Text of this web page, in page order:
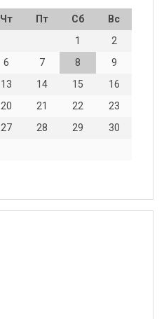
Чт Пт Сб
Вс
1
2
6 7 8
9
13 14 15
16
20 21 22
23
27 28 29
30